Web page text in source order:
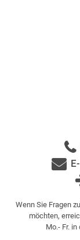
Wenn Sie Fragen
möchten,
Mo.- Fr.